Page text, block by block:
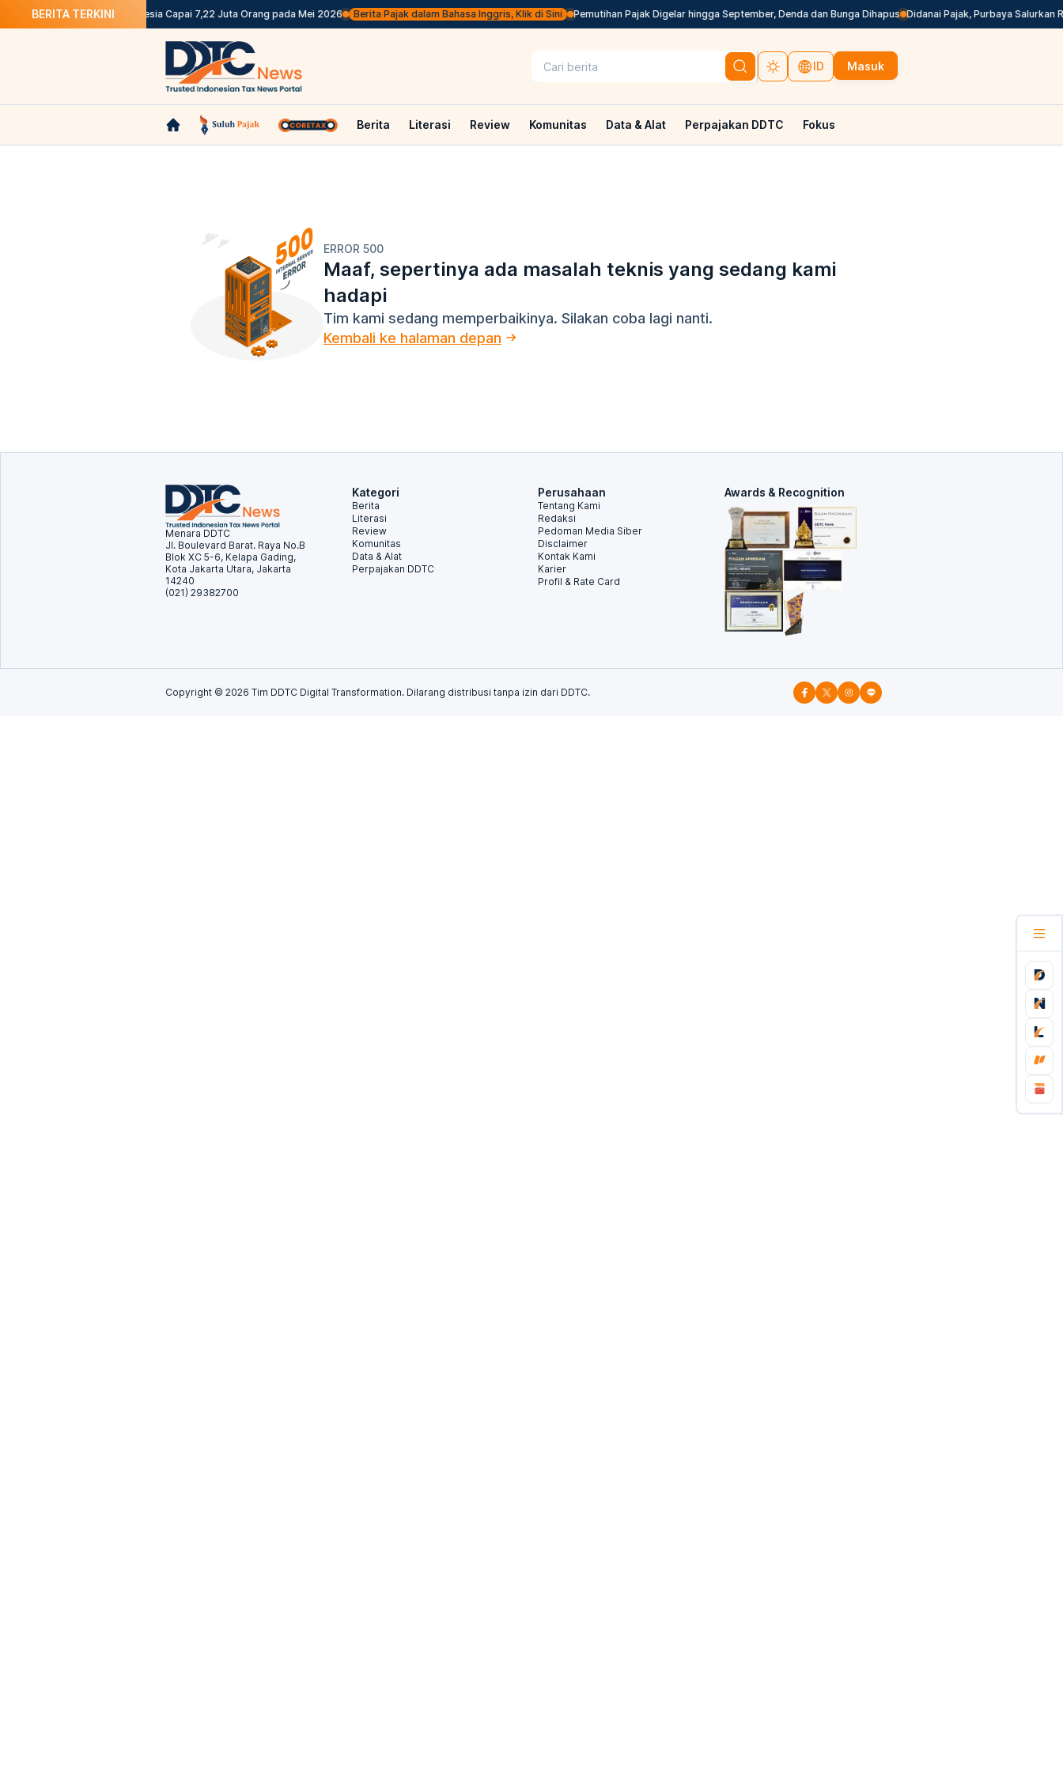
BERITA TERKINI
Pengangguran di Indonesia Capai 7,22 Juta Orang pada Mei 2026 Berita Pajak dalam Bahasa Inggris, Klik di Sini Pemutihan Pajak Digelar hingga September, Denda dan Bunga Dihapus Didanai Pajak, Purbaya Salurkan
ID Masuk
Berita Literasi Review Komunitas Data & Alat Perpajakan DDTC Fokus
ERROR 500
Maaf, sepertinya ada masalah teknis yang sedang kami
hadapi
Tim kami sedang memperbaikinya. Silakan coba lagi nanti.
Kembali ke halaman depan
Menara DDTC
Jl. Boulevard Barat. Raya No.B
Blok XC 5-6, Kelapa Gading,
Kota Jakarta Utara, Jakarta
14240
(021) 29382700
Kategori
Berita
Literasi
Review
Komunitas
Data & Alat
Perpajakan DDTC
Perusahaan
Tentang Kami
Redaksi
Pedoman Media Siber
Disclaimer
Kontak Kami
Karier
Profil & Rate Card
Awards & Recognition
Copyright © 2026 Tim DDTC Digital Transformation. Dilarang distribusi tanpa izin dari DDTC.